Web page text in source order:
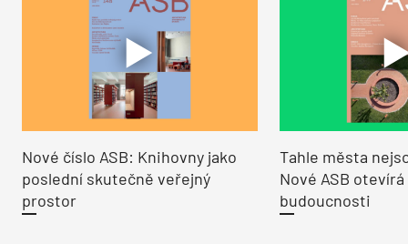
Nové číslo ASB: Knihovny jako
poslední skutečně veřejný
prostor
Tahle města
Nové ASB
budoucnosti